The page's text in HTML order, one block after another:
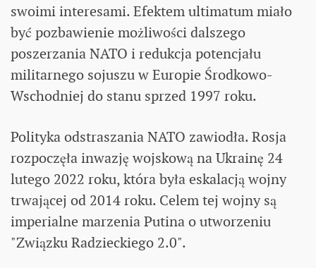
swoimi interesami. Efektem ultimatum miało
być pozbawienie możliwości dalszego
poszerzania NATO i redukcja potencjału
militarnego sojuszu w Europie Środkowo-
Wschodniej do stanu sprzed 1997 roku.
Polityka odstraszania NATO zawiodła. Rosja
rozpoczęła inwazję wojskową na Ukrainę 24
lutego 2022 roku, która była eskalacją wojny
trwającej od 2014 roku. Celem tej wojny są
imperialne marzenia Putina o utworzeniu
"Związku Radzieckiego 2.0".